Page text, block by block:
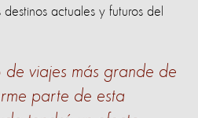
actuales y futuros del
viajes más grande de
parte de esta